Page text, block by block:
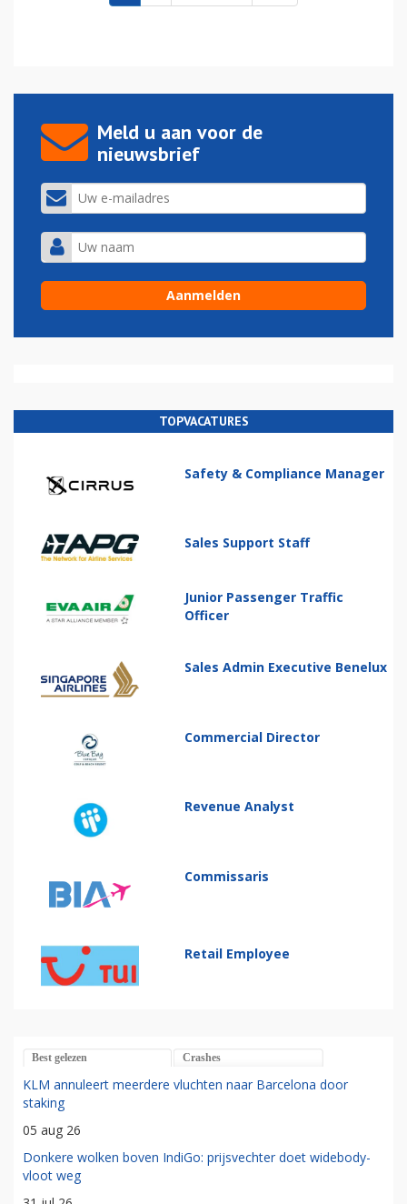
Meld u aan voor de
nieuwsbrief
TOPVACATURES
Safety & Compliance Manager
Sales Support Staff
Junior Passenger Traffic
Officer
Sales Admin Executive Benelux
Commercial Director
Revenue Analyst
Commissaris
Retail Employee
Best gelezen Crashes
KLM annuleert meerdere vluchten naar Barcelona door
staking
05 aug 26
Donkere wolken boven IndiGo: prijsvechter doet widebody-
vloot weg